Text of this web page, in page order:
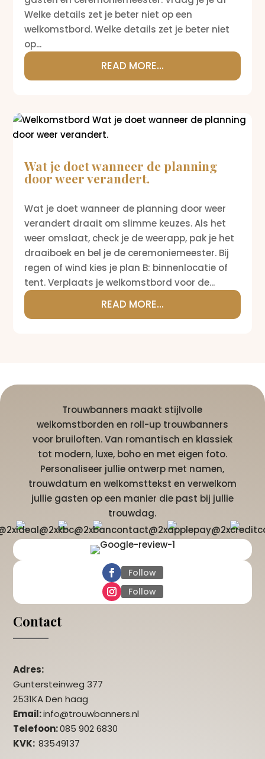
Welke details zet je beter niet op een
welkomstbord. Welke details zet je beter niet
op...
READ MORE...
Wat je doet wanneer de planning
door weer verandert.
Wat je doet wanneer de planning door weer
verandert draait om slimme keuzes. Als het
weer omslaat, check je de weerapp, pak je het
draaiboek en bel je de ceremoniemeester. Bij
regen of wind kies je plan B: binnenlocatie of
tent. Verplaats je welkomstbord voor de...
READ MORE...
Trouwbanners maakt stijlvolle
welkomstborden en roll-up trouwbanners
voor bruiloften. Van romantisch en klassiek
tot modern, luxe, boho en met eigen foto.
Personaliseer jullie ontwerp met namen,
trouwdatum en welkomsttekst en verwelkom
jullie gasten op een manier die past bij jullie
trouwdag.
Follow
Follow
Contact
Adres:
Guntersteinweg 377
2531KA Den haag
Email:info@trouwbanners.nl
Telefoon:085 902 6830
KVK:83549137